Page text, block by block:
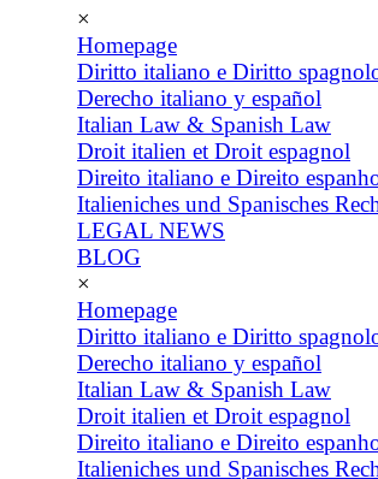
×
Homepage
Diritto italiano e Diritto
Derecho italiano y español
Italian Law & Spanish Law
Droit italien et Droit espagnol
Direito italiano e Direito
Italieniches und Spanisches
LEGAL NEWS
BLOG
×
Homepage
Diritto italiano e Diritto
Derecho italiano y español
Italian Law & Spanish Law
Droit italien et Droit espagnol
Direito italiano e Direito
Italieniches und Spanisches